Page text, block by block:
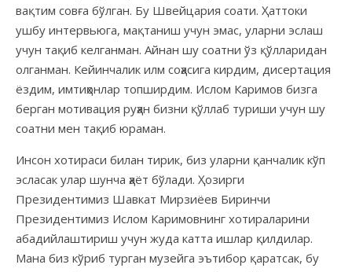
вақтим совға бўлган. Бу Швейцария соати. Ҳаттоки
ушбу интервьюга, мақтаниш учун эмас, уларни эслаш
учун тақиб келганман. Айнан шу соатни ўз қўлларидан
олганман. Кейинчалик илм соҳасига кирдим, дисертация
ёздим, имтиҳонлар топширдим. Ислом Каримов бизга
берган мотивация руҳан бизни қўллаб туриши учун шу
соатни мен тақиб юраман.
Инсон хотираси билан тирик, биз уларни қанчалик кўп
эсласак улар шунча ҳаёт бўлади. Ҳозирги
Президентимиз Шавкат Мирзиёев Биринчи
Президентимиз Ислом Каримовнинг хотираларини
абадийлаштириш учун жуда катта ишлар қилдилар.
Мана биз кўриб турган музейга эътибор қаратсак, бу